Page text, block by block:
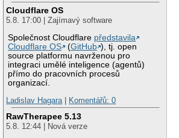
Cloudflare OS
5.8. 17:00 | Zajímavý software
Společnost Cloudflare představila
Cloudflare OS
(GitHub ), tj. open
source platformu navrženou pro
integraci umělé inteligence (agentů)
přímo do pracovních procesů
organizací.
Ladislav Hagara| Komentářů: 0
RawTherapee 5.13
5.8. 12:44 | Nová verze